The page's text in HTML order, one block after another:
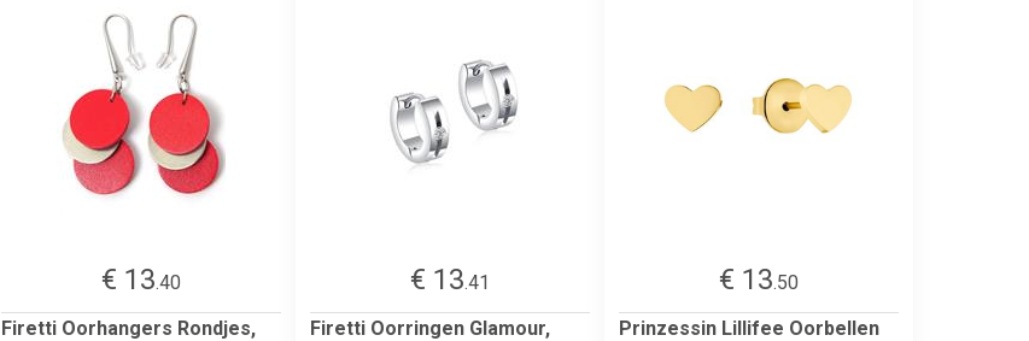
€ 13.40
Firetti Oorhangers Rondjes,
€ 13.41
Firetti Oorringen Glamour,
€ 13.50
Prinzessin Lillifee Oorbellen